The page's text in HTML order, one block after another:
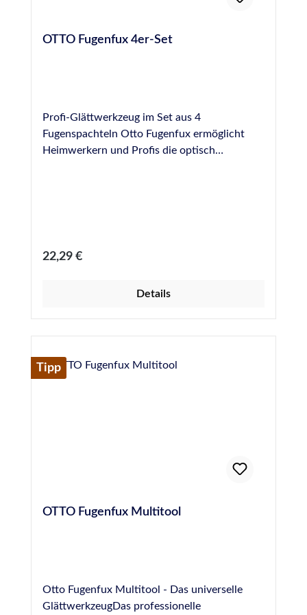
OTTO Fugenfux 4er-Set
Profi-Glättwerkzeug im Set aus 4
Fugenspachteln Otto Fugenfux ermöglicht
Heimwerkern und Profis die optisch
Fugenausbildung Größen: 6,5 mm, 8,5 mm,
10,0 mm, 12,5 mm, rund Leicht zu reinigen
Reinigung hundertfach wiederverwendbar.
83413info@otto-chemie.dewww.otto-
chemie.de
Regulärer Preis:
22,29 €
Details
Tipp
OTTO Fugenfux Multitool
Otto Fugenfux Multitool - Das universelle
GlättwerkzeugDas professionelle